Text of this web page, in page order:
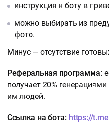
инструкция к боту в
можно выбирать из
фото.
Минус — отсутствие
Реферальная программа:
получает 20%
им людей.
Ссылка на бота: https://